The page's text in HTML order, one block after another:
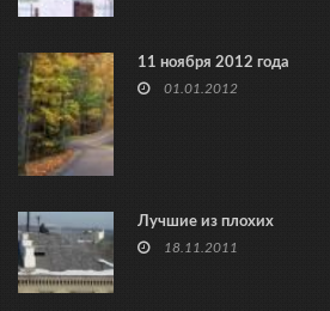
11 ноября 2012 года
01.01.2012
Лучшие из плохих
18.11.2011